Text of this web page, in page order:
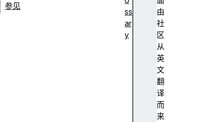
由
社
区
从
英
文
翻
译
而
来
参见
ss
ar
y